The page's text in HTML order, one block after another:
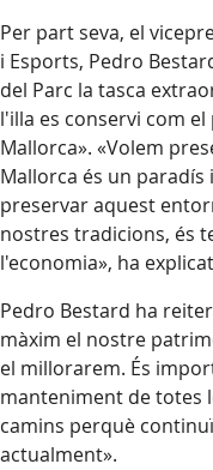
Per part seva, el
i Esports, Pedro
del Parc la tasca
l'illa es conservi com
Mallorca». «Volem
Mallorca és un
preservar aquest
nostres tradicions, és
l'economia», ha
Pedro Bestard ha
màxim el nostre
el millorarem. És
manteniment de totes
camins perquè
actualment».